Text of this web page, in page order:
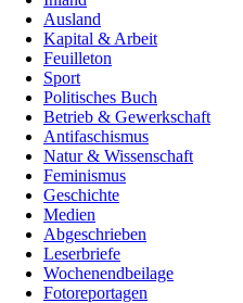
Ausland
Kapital & Arbeit
Feuilleton
Sport
Politisches Buch
Betrieb & Gewerkschaft
Antifaschismus
Natur & Wissenschaft
Feminismus
Geschichte
Medien
Abgeschrieben
Leserbriefe
Wochenendbeilage
Fotoreportagen